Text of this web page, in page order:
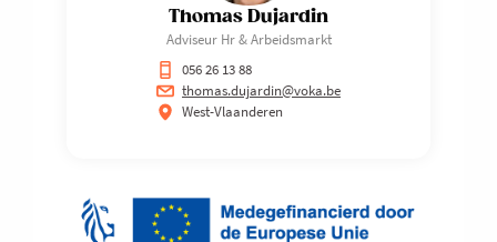
Thomas Dujardin
Adviseur Hr & Arbeidsmarkt
056 26 13 88
thomas.dujardin@voka.be
West-Vlaanderen